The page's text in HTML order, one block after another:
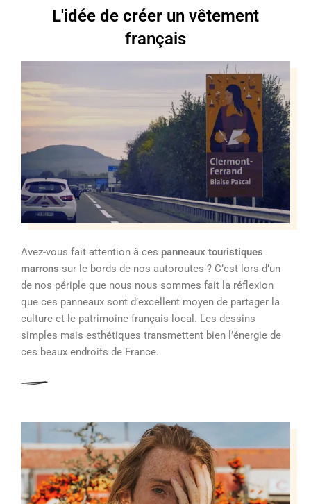
L'idée de créer un vêtement
français
Avez-vous fait attention à ces panneaux touristiques
marrons sur le bords de nos autoroutes ? C’est lors d’un
de nos périple que nous nous sommes fait la réflexion
que ces panneaux sont d’excellent moyen de partager la
culture et le patrimoine français local. Les dessins
simples mais esthétiques transmettent bien l’énergie de
ces beaux endroits de France.